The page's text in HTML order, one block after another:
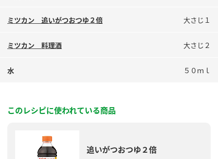
ミツカン 追いがつおつゆ２倍 大さじ１
ミツカン 料理酒 大さじ２
水 ５０ｍｌ
このレシピに使われている商品
追いがつおつゆ２倍